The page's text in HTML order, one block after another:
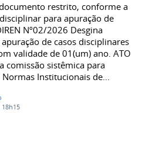
restrito, conforme a
para apuração de
Nº02/2026 Desgina
de casos disciplinares
validade de 01(um) ano. ATO
comissão sistêmica para
Normas Institucionais de...